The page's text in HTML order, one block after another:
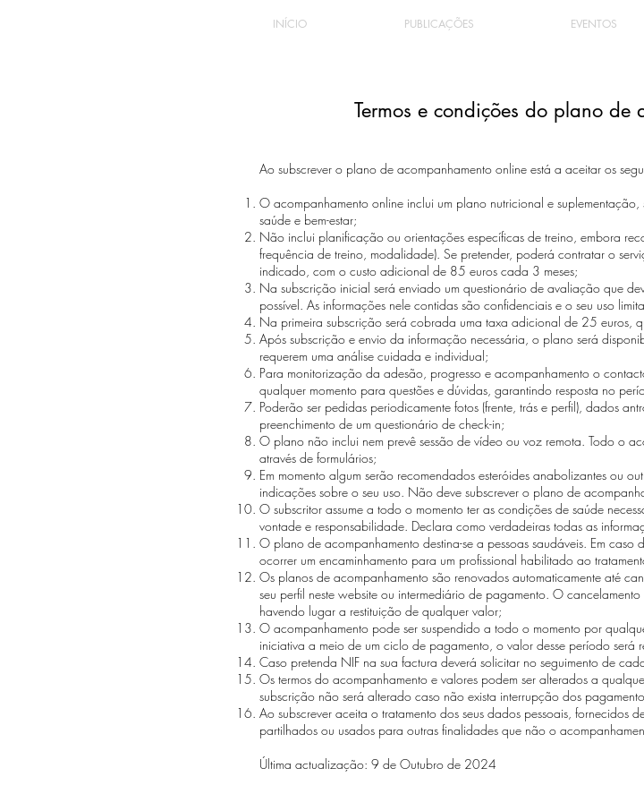
INÍCIO PUBLICAÇÕES EVENTOS
Termos e condições do plano de
Ao subscrever o plano de acompanhamento online está a aceitar os
O acompanhamento online inclui um plano nutricional e
saúde e bem-estar;
Não inclui planificação ou orientações específicas de treino, embora
frequência de treino, modalidade). Se pretender, poderá contratar o
indicado, com o custo adicional de 85 euros cada 3 meses;
Na subscrição inicial será enviado um questionário de avaliação que
possível. As informações nele contidas são confidenciais e o seu uso
Na primeira subscrição será cobrada uma taxa adicional de 25 euros,
Após subscrição e envio da informação necessária, o plano será
requerem uma análise cuidada e individual;
Para monitorização da adesão, progresso e acompanhamento o
qualquer momento para questões e dúvidas, garantindo resposta no
Poderão ser pedidas periodicamente fotos (frente, trás e perfil), dados
preenchimento de um questionário de check-in;
O plano não inclui nem prevê sessão de vídeo ou voz remota. Todo o
através de formulários;
Em momento algum serão recomendados esteróides anabolizantes ou
indicações sobre o seu uso. Não deve subscrever o plano de
O subscritor assume a todo o momento ter as condições de saúde
vontade e responsabilidade. Declara como verdadeiras todas as
O plano de acompanhamento destina-se a pessoas saudáveis. Em
ocorrer um encaminhamento para um profissional habilitado ao
Os planos de acompanhamento são renovados automaticamente até
seu perfil neste website ou intermediário de pagamento. O
havendo lugar a restituição de qualquer valor;
O acompanhamento pode ser suspendido a todo o momento por
iniciativa a meio de um ciclo de pagamento, o valor desse período será
Caso pretenda NIF na sua factura deverá solicitar no seguimento de
Os termos do acompanhamento e valores podem ser alterados a
subscrição não será alterado caso não exista interrupção dos
Ao subscrever aceita o tratamento dos seus dados pessoais, fornecidos
partilhados ou usados para outras finalidades que não o
Última actualização: 9 de Outubro de 2024